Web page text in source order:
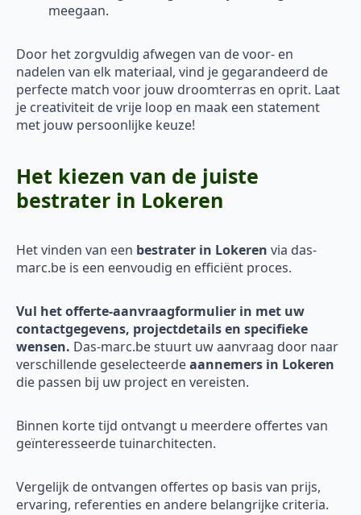
meegaan.
Door het zorgvuldig afwegen van de voor- en
nadelen van elk materiaal, vind je gegarandeerd de
perfecte match voor jouw droomterras en oprit. Laat
je creativiteit de vrije loop en maak een statement
met jouw persoonlijke keuze!
Het kiezen van de juiste
bestrater in Lokeren
Het vinden van een bestrater in Lokeren via das-
marc.be is een eenvoudig en efficiënt proces.
Vul het offerte-aanvraagformulier in met uw
contactgegevens, projectdetails en specifieke
wensen. Das-marc.be stuurt uw aanvraag door naar
verschillende geselecteerdeaannemers in Lokeren
die passen bij uw project en vereisten.
Binnen korte tijd ontvangt u meerdere offertes van
geïnteresseerde tuinarchitecten.
Vergelijk de ontvangen offertes op basis van prijs,
ervaring, referenties en andere belangrijke criteria.